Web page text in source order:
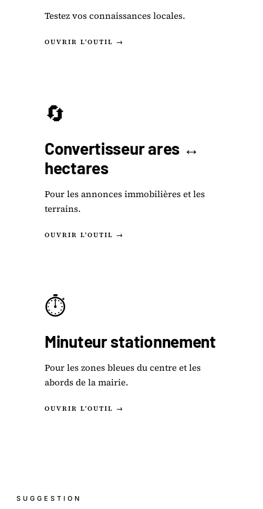
Testez vos connaissances locales.
OUVRIR L'OUTIL →
🔄
Convertisseur ares ↔
hectares
Pour les annonces immobilières et les
terrains.
OUVRIR L'OUTIL →
⏱️
Minuteur stationnement
Pour les zones bleues du centre et les
abords de la mairie.
OUVRIR L'OUTIL →
SUGGESTION